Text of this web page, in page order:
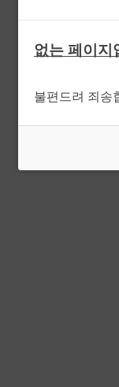
없는 페이지
불편드려 죄송